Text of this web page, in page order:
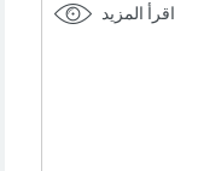
اقرأ المزيد